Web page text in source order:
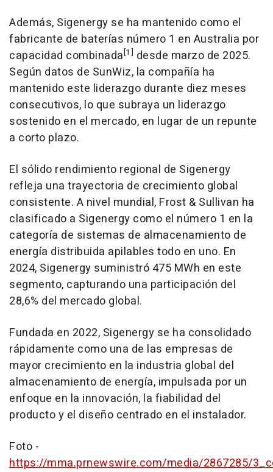
Además, Sigenergy se ha mantenido como el
fabricante de baterías número 1 en Australia por
capacidad combinada [1] desde marzo de 2025.
Según datos de SunWiz, la compañía ha
mantenido este liderazgo durante diez meses
consecutivos, lo que subraya un liderazgo
sostenido en el mercado, en lugar de un repunte
a corto plazo.
El sólido rendimiento regional de Sigenergy
refleja una trayectoria de crecimiento global
consistente. A nivel mundial, Frost & Sullivan ha
clasificado a Sigenergy como el número 1 en la
categoría de sistemas de almacenamiento de
energía distribuida apilables todo en uno. En
2024, Sigenergy suministró 475 MWh en este
segmento, capturando una participación del
28,6% del mercado global.
Fundada en 2022, Sigenergy se ha consolidado
rápidamente como una de las empresas de
mayor crecimiento en la industria global del
almacenamiento de energía, impulsada por un
enfoque en la innovación, la fiabilidad del
producto y el diseño centrado en el instalador.
Foto -
https://mma.prnewswire.com/media/2867285/